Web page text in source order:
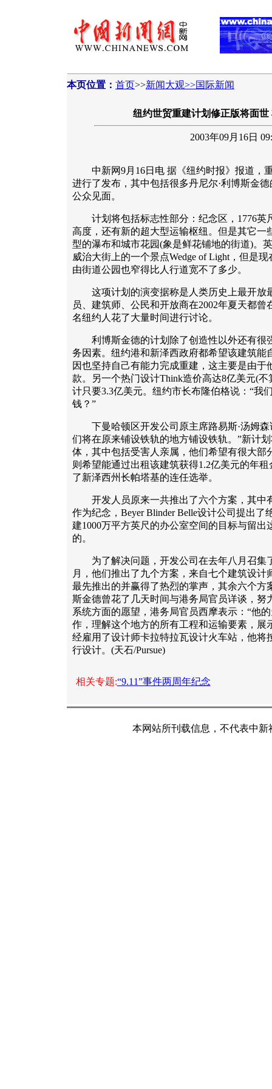
本页位置： 首页>>新闻大观>>国际新闻
纽约世贸重建计划修正版将面
2003年09月16日
中新网9月16日电 据《纽约时报》报道，
进行了发布，其中包括很多丹尼尔·利博斯金
公众见面。
计划将包括标志性部分：纪念区，1776英
高度，还有新的超大型运输枢纽。但是其它一
型的瀑布和城市花园(象是鲜花铺地的街道)。
威治大街上的一个景点Wedge of Light，但是
由街道公园也窄得比人行道宽不了多少。
这项计划的演变据称是人类历史上最开放
员、建筑师、公民和开放商在2002年夏天都曾
名纽约人花了大量时间进行讨论。
利博斯金德的计划除了创造性以外还有很
务因素。纽约港和新泽西政府都希望该建筑能
因也坚持自己有能力完成重建，这主要是由于
款。另一个热门设计Think造价高达8亿美元(
计只要3.3亿美元。纽约市长布隆伯格说：“我
钱？”
下曼哈顿区开发公司原主席路易斯·汤姆森
们将在原来铺设铁轨的地方铺设铁轨。”新计
体，其中包括受害人亲属，他们希望有很大部
则希望能通过出租该建筑获得1.2亿美元的年
了新泽西州长帕塔基的连任选举。
开发人员原来一共推出了六个方案，其中
作为纪念，Beyer Blinder Belle设计公司提出
建1000万平方英尺的办公室空间的目标与留出
的。
为了解决问题，开发公司在去年八月召集
月，他们推出了九个方案，来自七个建筑设计
最先推出的并赢得了热烈的掌声，其余六个方
斯金德曾花了几天时间与港务局官员详谈，努
系统方面的愿望，港务局官员西摩表示：“他
作，理解这个地方的所有工程和运输要素，展
经雇用了设计师卡拉特拉瓦设计火车站，他将
行设计。(天石/Pursue)
相关专题:“9.11”事件两周年纪念
本网站所刊载信息，不代表中